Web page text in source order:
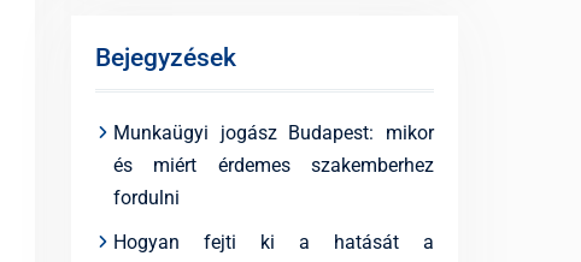
Bejegyzések
Munkaügyi jogász Budapest: mikor
és miért érdemes szakemberhez
fordulni
Hogyan fejti ki a hatását a